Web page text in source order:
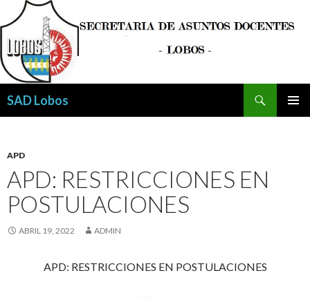
SAD Lobos
APD
APD: RESTRICCIONES EN
POSTULACIONES
ABRIL 19, 2022 ADMIN
APD: RESTRICCIONES EN POSTULACIONES